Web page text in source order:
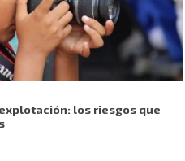
los riesgos que